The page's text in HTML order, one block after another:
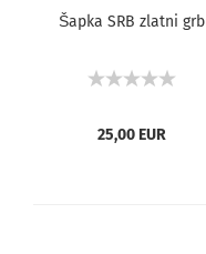
Šapka SRB zlatni grb
25,00 EUR